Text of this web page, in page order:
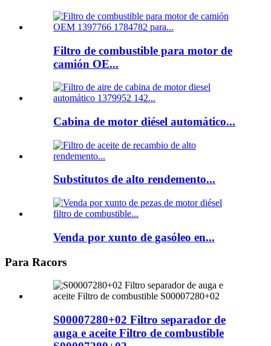
Filtro de combustible para motor de
camión OE...
Cabina de motor diésel automático...
Substitutos de alto rendemento...
Venda por xunto de gasóleo en...
Para Racors
S00007280+02 Filtro separador de
auga e aceite Filtro de combustible